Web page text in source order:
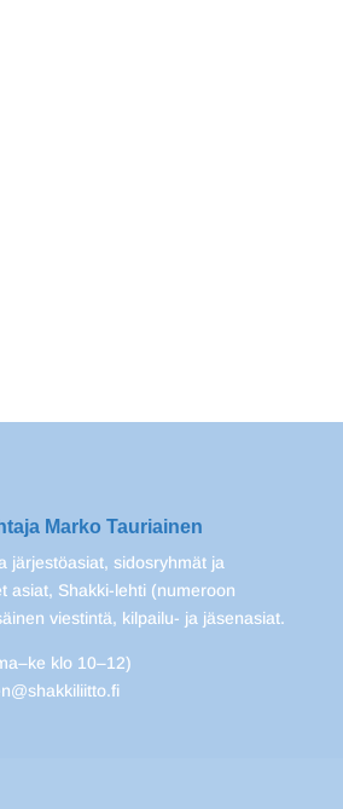
Marko Tauriainen
järjestöasiat, sidosryhmät ja
asiat, Shakki-lehti (numeroon
viestintä, kilpailu- ja jäsenasiat.
klo 10–12)